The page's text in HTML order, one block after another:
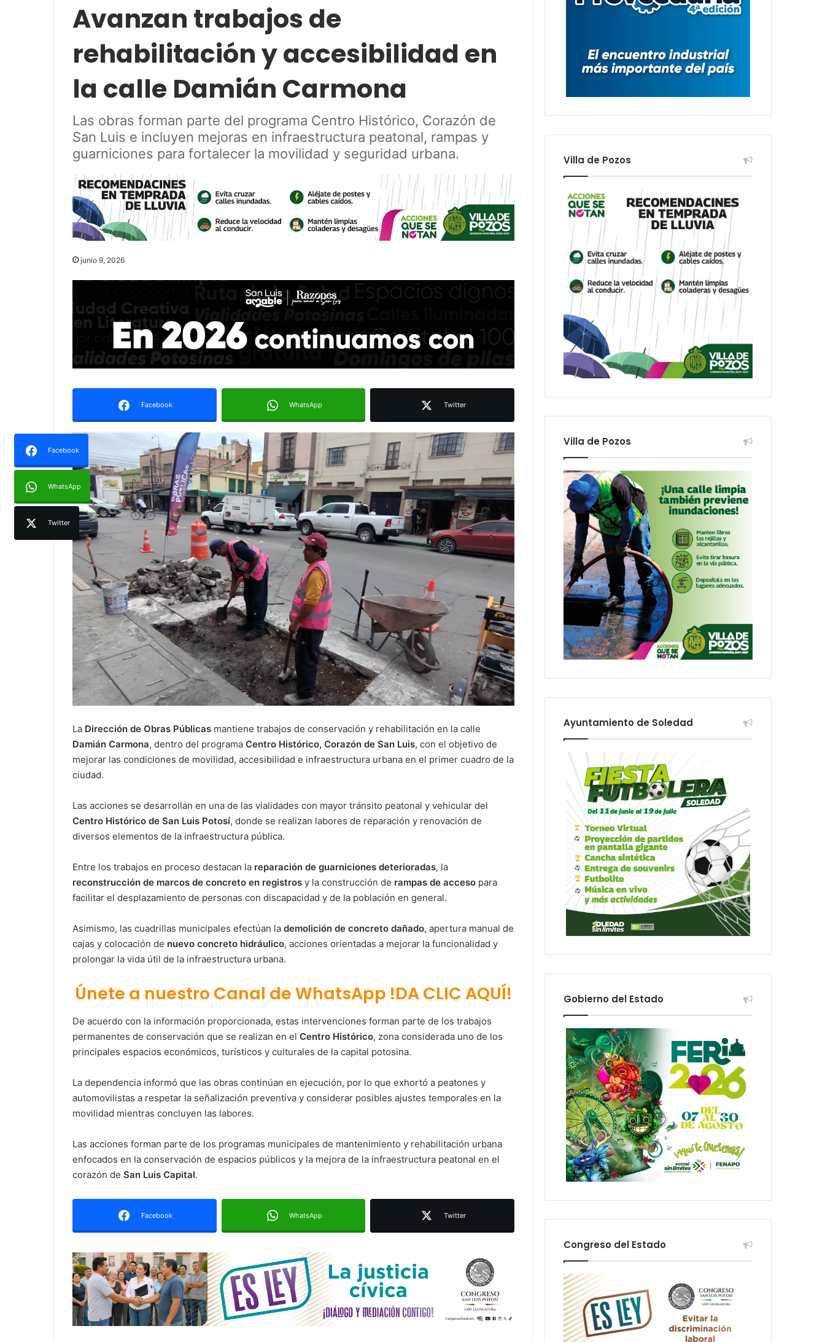
Avanzan trabajos de
rehabilitación y accesibilidad en
la calle Damián Carmona
Las obras forman parte del programa Centro Histórico, Corazón de
San Luis e incluyen mejoras en infraestructura peatonal, rampas y
guarniciones para fortalecer la movilidad y seguridad urbana.
junio 9, 2026
Facebook WhatsApp Twitter
Facebook
WhatsApp
Twitter
La Dirección de Obras Públicas mantiene trabajos de conservación y rehabilitación en la calle
Damián Carmona, dentro del programa Centro Histórico, Corazón de San Luis, con el objetivo de
mejorar las condiciones de movilidad, accesibilidad e infraestructura urbana en el primer cuadro de la
ciudad.
Las acciones se desarrollan en una de las vialidades con mayor tránsito peatonal y vehicular del
Centro Histórico de San Luis Potosí, donde se realizan labores de reparación y renovación de
diversos elementos de la infraestructura pública.
Entre los trabajos en proceso destacan la reparación de guarniciones deterioradas, la
reconstrucción de marcos de concreto en registros y la construcción de rampas de acceso para
facilitar el desplazamiento de personas con discapacidad y de la población en general.
Asimismo, las cuadrillas municipales efectúan la demolición de concreto dañado, apertura manual de
cajas y colocación de nuevo concreto hidráulico, acciones orientadas a mejorar la funcionalidad y
prolongar la vida útil de la infraestructura urbana.
Únete a nuestro Canal de WhatsApp !DA CLIC AQUÍ!
De acuerdo con la información proporcionada, estas intervenciones forman parte de los trabajos
permanentes de conservación que se realizan en el Centro Histórico, zona considerada uno de los
principales espacios económicos, turísticos y culturales de la capital potosina.
La dependencia informó que las obras continúan en ejecución, por lo que exhortó a peatones y
automovilistas a respetar la señalización preventiva y considerar posibles ajustes temporales en la
movilidad mientras concluyen las labores.
Las acciones forman parte de los programas municipales de mantenimiento y rehabilitación urbana
enfocados en la conservación de espacios públicos y la mejora de la infraestructura peatonal en el
corazón de San Luis Capital.
Facebook WhatsApp Twitter
Paty Aradillas destaca impacto del
en la movilidad de Villa de Pozos
Francisco ofrecerá talleres y
Refuerzan mantenimiento urbano
en la Calzada de Guadalupe y
avenida Salvador Nava
Villa de Pozos
Villa de Pozos
Ayuntamiento de Soledad
Gobierno del Estado
Congreso del Estado